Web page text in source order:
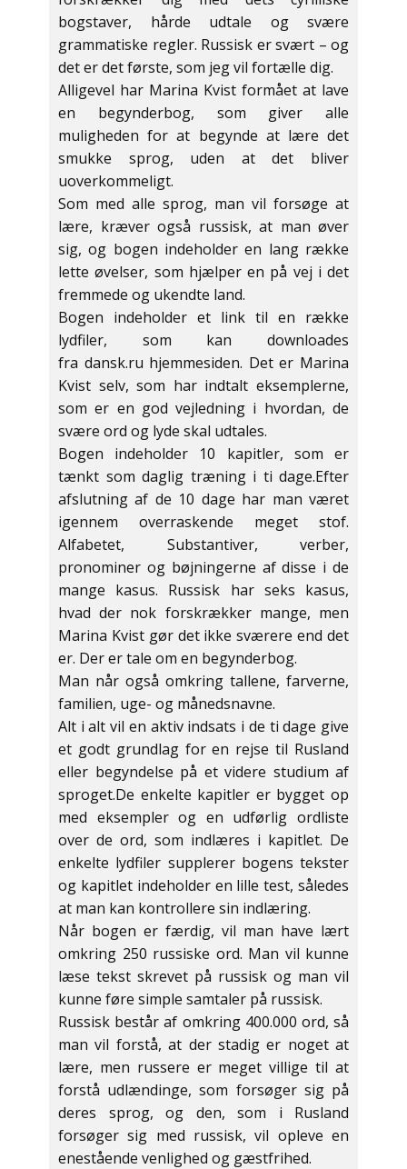
bogstaver, hårde udtale og svære
grammatiske regler. Russisk er svært – og
det er det første, som jeg vil fortælle dig.
Alligevel har Marina Kvist formået at lave
en begynderbog, som giver alle
muligheden for at begynde at lære det
smukke sprog, uden at det bliver
uoverkommeligt.
Som med alle sprog, man vil forsøge at
lære, kræver også russisk, at man øver
sig, og bogen indeholder en lang række
lette øvelser, som hjælper en på vej i det
fremmede og ukendte land.
Bogen indeholder et link til en række
lydfiler, som kan downloades
fra dansk.ru hjemmesiden. Det er Marina
Kvist selv, som har indtalt eksemplerne,
som er en god vejledning i hvordan, de
svære ord og lyde skal udtales.
Bogen indeholder 10 kapitler, som er
tænkt som daglig træning i ti dage.Efter
afslutning af de 10 dage har man været
igennem overraskende meget stof.
Alfabetet, Substantiver, verber,
pronominer og bøjningerne af disse i de
mange kasus. Russisk har seks kasus,
hvad der nok forskrækker mange, men
Marina Kvist gør det ikke sværere end det
er. Der er tale om en begynderbog.
Man når også omkring tallene, farverne,
familien, uge- og månedsnavne.
Alt i alt vil en aktiv indsats i de ti dage give
et godt grundlag for en rejse til Rusland
eller begyndelse på et videre studium af
sproget.De enkelte kapitler er bygget op
med eksempler og en udførlig ordliste
over de ord, som indlæres i kapitlet. De
enkelte lydfiler supplerer bogens tekster
og kapitlet indeholder en lille test, således
at man kan kontrollere sin indlæring.
Når bogen er færdig, vil man have lært
omkring 250 russiske ord. Man vil kunne
læse tekst skrevet på russisk og man vil
kunne føre simple samtaler på russisk.
Russisk består af omkring 400.000 ord, så
man vil forstå, at der stadig er noget at
lære, men russere er meget villige til at
forstå udlændinge, som forsøger sig på
deres sprog, og den, som i Rusland
forsøger sig med russisk, vil opleve en
enestående venlighed og gæstfrihed.